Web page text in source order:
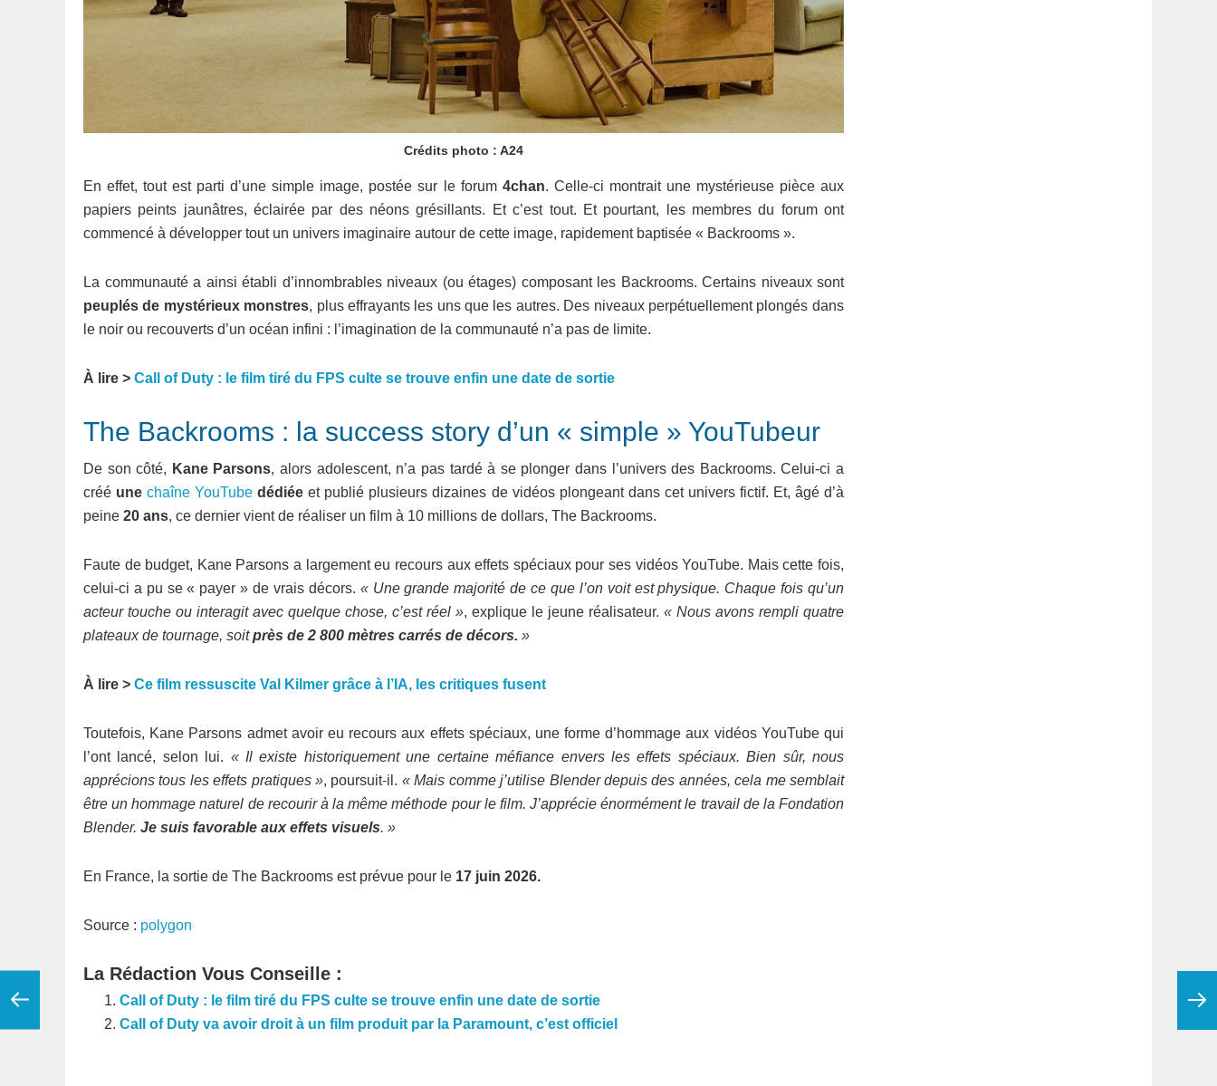
Crédits photo : A24
En effet, tout est parti d’une simple image, postée sur le forum4chan. Celle-ci montrait une mystérieuse pièce aux
papiers peints jaunâtres, éclairée par des néons grésillants. Et c’est tout. Et pourtant, les membres du forum ont
commencé à développer tout un univers imaginaire autour de cette image, rapidement baptisée « Backrooms ».
La communauté a ainsi établi d’innombrables niveaux (ou étages) composant les Backrooms. Certains niveaux sont
peuplés de mystérieux monstres, plus effrayants les uns que les autres. Des niveaux perpétuellement plongés dans
le noir ou recouverts d’un océan infini : l’imagination de la communauté n’a pas de limite.
À lire > Call of Duty : le film tiré du FPS culte se trouve enfin une date de sortie
The Backrooms : la success story d’un « simple » YouTubeur
De son côté, Kane Parsons, alors adolescent, n’a pas tardé à se plonger dans l’univers des Backrooms. Celui-ci a
créé unechaîne YouTube dédiée et publié plusieurs dizaines de vidéos plongeant dans cet univers fictif. Et, âgé d’à
peine 20 ans, ce dernier vient de réaliser un film à 10 millions de dollars, The Backrooms.
Faute de budget, Kane Parsons a largement eu recours aux effets spéciaux pour ses vidéos YouTube. Mais cette fois,
celui-ci a pu se « payer » de vrais décors. « Une grande majorité de ce que l’on voit est physique. Chaque fois qu’un
acteur touche ou interagit avec quelque chose, c’est réel », explique le jeune réalisateur. « Nous avons rempli quatre
plateaux de tournage, soitprès de 2 800 mètres carrés de décors. »
À lire > Ce film ressuscite Val Kilmer grâce à l’IA, les critiques fusent
Toutefois, Kane Parsons admet avoir eu recours aux effets spéciaux, une forme d’hommage aux vidéos YouTube qui
l’ont lancé, selon lui. « Il existe historiquement une certaine méfiance envers les effets spéciaux. Bien sûr, nous
apprécions tous les effets pratiques », poursuit-il. « Mais comme j’utilise Blender depuis des années, cela me semblait
être un hommage naturel de recourir à la même méthode pour le film. J’apprécie énormément le travail de la Fondation
Blender. Je suis favorable aux effets visuels. »
En France, la sortie de The Backrooms est prévue pour le 17 juin 2026.
Source : polygon
La Rédaction Vous Conseille :
Call of Duty : le film tiré du FPS culte se trouve enfin une date de sortie
Call of Duty va avoir droit à un film produit par la Paramount, c’est officiel